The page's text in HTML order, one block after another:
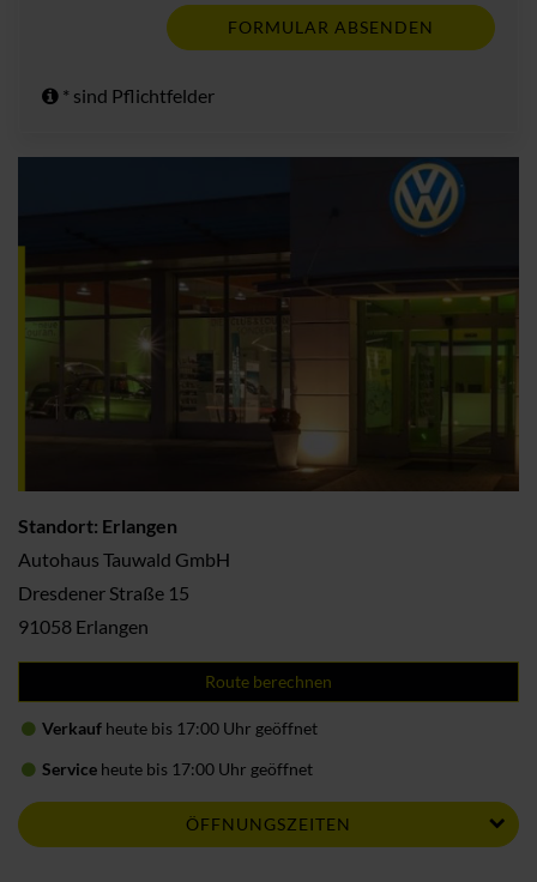
FORMULAR ABSENDEN
* sind Pflichtfelder
Standort: Erlangen
Autohaus Tauwald GmbH
Dresdener Straße 15
91058 Erlangen
Route berechnen
Verkauf heute bis 17:00 Uhr geöffnet
Service heute bis 17:00 Uhr geöffnet
ÖFFNUNGSZEITEN